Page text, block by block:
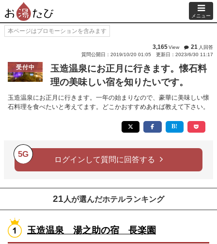
メニュー
本ページはプロモーションを含みます
3,165View 21 人回答
質問公開日：2019/10/20 01:05
更新日：2023/6/30 11:17
受付中
玉造温泉にお正月に行きます。懐石料
理の美味しい宿を知りたいです。
玉造温泉にお正月に行きます。一年の始まりなので、豪華に美味しい懐
石料理を食べたいと考えてます。どこかおすすめあれば教えて下さい。
5G
ログインして質問に回答する
21 人が選んだホテルランキング
玉造温泉 湯之助の宿 長楽園